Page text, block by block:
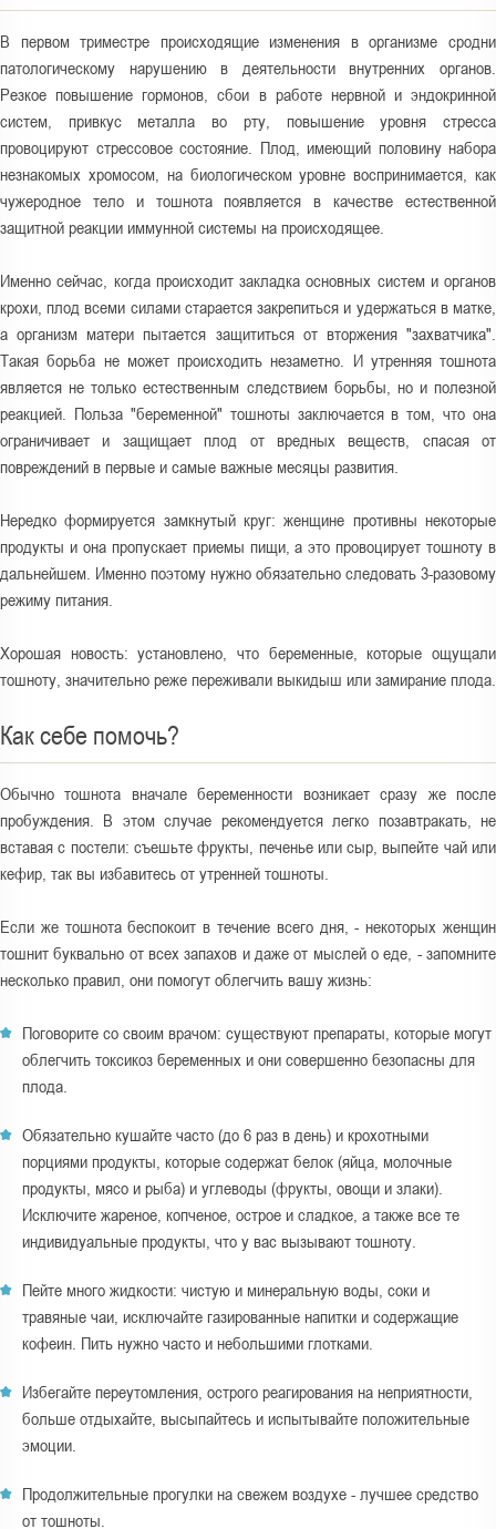
В первом триместре происходящие изменения в организме сродни
патологическому нарушению в деятельности внутренних органов.
Резкое повышение гормонов, сбои в работе нервной и эндокринной
систем, привкус металла во рту, повышение уровня стресса
провоцируют стрессовое состояние. Плод, имеющий половину набора
незнакомых хромосом, на биологическом уровне воспринимается, как
чужеродное тело и тошнота появляется в качестве естественной
защитной реакции иммунной системы на происходящее.
Именно сейчас, когда происходит закладка основных систем и органов
крохи, плод всеми силами старается закрепиться и удержаться в матке,
а организм матери пытается защититься от вторжения "захватчика".
Такая борьба не может происходить незаметно. И утренняя тошнота
является не только естественным следствием борьбы, но и полезной
реакцией. Польза "беременной" тошноты заключается в том, что она
ограничивает и защищает плод от вредных веществ, спасая от
повреждений в первые и самые важные месяцы развития.
Нередко формируется замкнутый круг: женщине противны некоторые
продукты и она пропускает приемы пищи, а это провоцирует тошноту в
дальнейшем. Именно поэтому нужно обязательно следовать 3-разовому
режиму питания.
Хорошая новость: установлено, что беременные, которые ощущали
тошноту, значительно реже переживали выкидыш или замирание плода.
Как себе помочь?
Обычно тошнота вначале беременности возникает сразу же после
пробуждения. В этом случае рекомендуется легко позавтракать, не
вставая с постели: съешьте фрукты, печенье или сыр, выпейте чай или
кефир, так вы избавитесь от утренней тошноты.
Если же тошнота беспокоит в течение всего дня, - некоторых женщин
тошнит буквально от всех запахов и даже от мыслей о еде, - запомните
несколько правил, они помогут облегчить вашу жизнь:
Поговорите со своим врачом: существуют препараты, которые могут
облегчить токсикоз беременных и они совершенно безопасны для
плода.
Обязательно кушайте часто (до 6 раз в день) и крохотными
порциями продукты, которые содержат белок (яйца, молочные
продукты, мясо и рыба) и углеводы (фрукты, овощи и злаки).
Исключите жареное, копченое, острое и сладкое, а также все те
индивидуальные продукты, что у вас вызывают тошноту.
Пейте много жидкости: чистую и минеральную воды, соки и
травяные чаи, исключайте газированные напитки и содержащие
кофеин. Пить нужно часто и небольшими глотками.
Избегайте переутомления, острого реагирования на неприятности,
больше отдыхайте, высыпайтесь и испытывайте положительные
эмоции.
Продолжительные прогулки на свежем воздухе - лучшее средство
от тошноты.